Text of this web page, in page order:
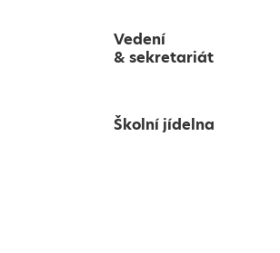
Vedení
& sekretariát
Školní jídelna